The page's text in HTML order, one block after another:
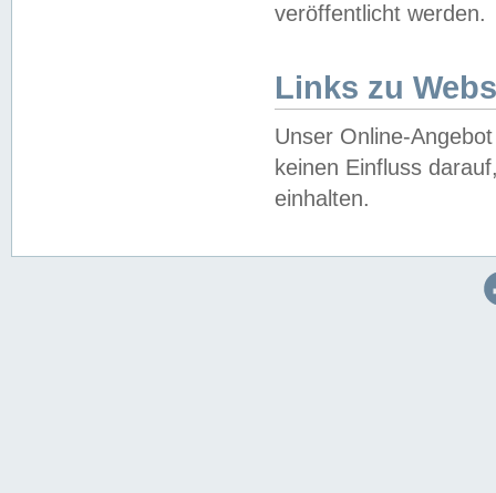
veröffentlicht werden.
Links zu
Unser Online-
keinen Einfluss
einhalten.